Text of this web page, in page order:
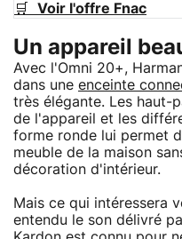
🛒 Voir l'offre Fnac
Un appareil
Avec l'Omni 20+,
dans une enceinte
très élégante. Les haut-
de l'appareil et les
forme ronde lui permet
meuble de la maison
décoration d'intérieur.
Mais ce qui intéressera
entendu le son délivré